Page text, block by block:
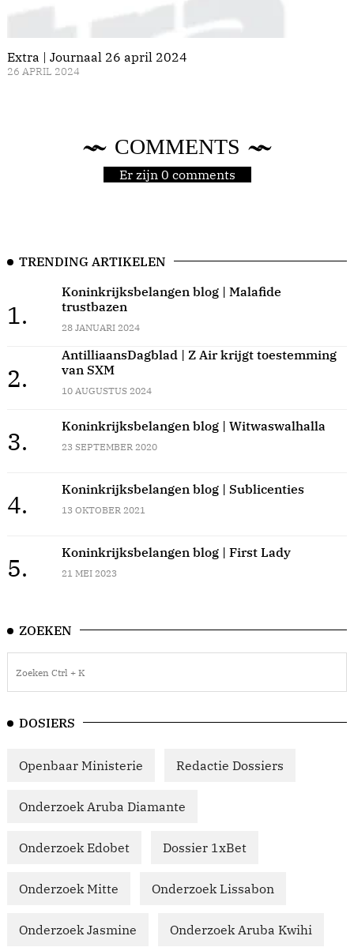
Extra | Journaal 26 april 2024
26 APRIL 2024
COMMENTS
Er zijn 0 comments
TRENDING ARTIKELEN
1.
Koninkrijksbelangen blog | Malafide
trustbazen
28 JANUARI 2024
2.
AntilliaansDagblad | Z Air krijgt toestemming
van SXM
10 AUGUSTUS 2024
3.
Koninkrijksbelangen blog | Witwaswalhalla
23 SEPTEMBER 2020
4.
Koninkrijksbelangen blog | Sublicenties
13 OKTOBER 2021
5.
Koninkrijksbelangen blog | First Lady
21 MEI 2023
ZOEKEN
DOSIERS
Openbaar Ministerie Redactie Dossiers
Onderzoek Aruba Diamante
Onderzoek Edobet Dossier 1xBet
Onderzoek Mitte Onderzoek Lissabon
Onderzoek Jasmine Onderzoek Aruba Kwihi